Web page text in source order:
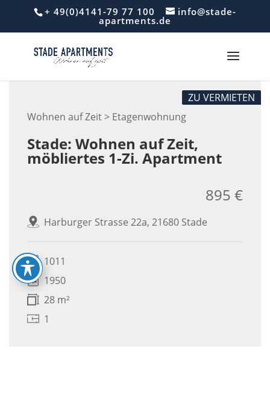
+ 49(0)4141-79 77 100 info@stade-
apartments.de
Wohnen auf Zeit > Etagenwohnung
ZU VERMIETEN
Stade: Wohnen auf Zeit,
möbliertes 1-Zi. Apartment
Harburger Strasse 22a, 21680 Stade
895 €
1011
1950
28 m²
1